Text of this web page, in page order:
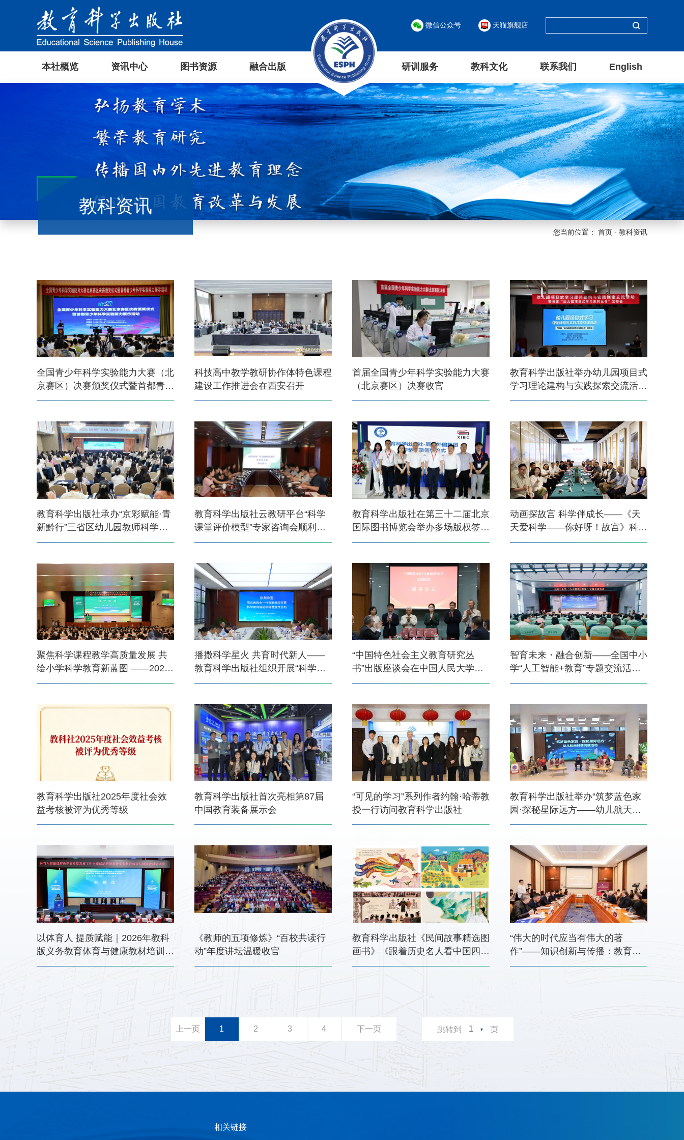
微信公众号 天猫旗舰店
本社概览 资讯中心 图书资源 融合出版 研训服务 教科文化 联系我们 English
您当前位置： 首页 - 教科资讯
教科资讯
全国青少年科学实验能力大赛（北
京赛区）决赛颁奖仪式暨首都青少
年科学实验能力展示活动在京举行
科技高中教学教研协作体特色课程
建设工作推进会在西安召开
首届全国青少年科学实验能力大赛
（北京赛区）决赛收官
教育科学出版社举办幼儿园项目式
学习理论建构与实践探索交流活动
暨首套“幼儿园项目式学习系列丛
教育科学出版社承办“京彩赋能·青
新黔行”三省区幼儿园教师科学与
美育素养提升培训活动
教育科学出版社云教研平台“科学
课堂评价模型”专家咨询会顺利召
开
教育科学出版社在第三十二届北京
国际图书博览会举办多场版权签约
活动
动画探故宫 科学伴成长——《天
天爱科学——你好呀！故宫》科普
动画片创作分享会在故宫博物院举
聚焦科学课程教学高质量发展 共
绘小学科学教育新蓝图‌ ——2026
年教科版小学科学教材全国培训会
播撒科学星火 共育时代新人——
教育科学出版社组织开展“科学家
进校园”科普活动
“中国特色社会主义教育研究丛
书”出版座谈会在中国人民大学举
行
智育未来・融合创新——全国中小
学“人工智能+教育”专题交流活动
在南京举办
教育科学出版社2025年度社会效
益考核被评为优秀等级
教育科学出版社首次亮相第87届
中国教育装备展示会
“可见的学习”系列作者约翰·哈蒂教
授一行访问教育科学出版社
教育科学出版社举办“筑梦蓝色家
园·探秘星际远方——幼儿航天科
普阅读活动”
以体育人 提质赋能｜2026年教科
版义务教育体育与健康教材培训会
在昆明圆满举办
《教师的五项修炼》“百校共读行
动”年度讲坛温暖收官
教育科学出版社《民间故事精选图
画书》《跟着历史名人看中国四川
篇》入选2025年“原动力”中国原创
“伟大的时代应当有伟大的著
作”——知识创新与传播：教育学
术出版专家咨询会在京举行
上一页 1 2 3 4 下一页 跳转到 1 页
相关链接